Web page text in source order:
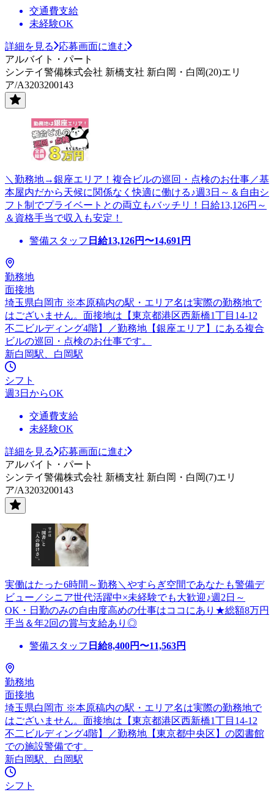
交通費支給
未経験OK
詳細を見る
応募画面に進む
アルバイト・パート
シンテイ警備株式会社 新橋支社 新白岡・白岡(20)エリ
ア/A3203200143
＼勤務地→銀座エリア！複合ビルの巡回・点検のお仕事／基
本屋内だから天候に関係なく快適に働ける♪週3日～＆自由シ
フト制でプライベートとの両立もバッチリ！日給13,126円～
＆資格手当で収入も安定！
警備スタッフ 日給13,126円〜14,691 円
勤務地
面接地
埼玉県白岡市 ※本原稿内の駅・エリア名は実際の勤務地で
はございません。面接地は【東京都港区西新橋1丁目14-12
不二ビルディング4階】／勤務地【銀座エリア】にある複合
ビルの巡回・点検のお仕事です。
新白岡駅、白岡駅
シフト
週3日からOK
交通費支給
未経験OK
詳細を見る
応募画面に進む
アルバイト・パート
シンテイ警備株式会社 新橋支社 新白岡・白岡(7)エリ
ア/A3203200143
実働はたった6時間～勤務＼やすらぎ空間であなたも警備デ
ビュー／シニア世代活躍中×未経験でも大歓迎♪週2日～
OK・日勤のみの自由度高めの仕事はココにあり★総額8万円
手当＆年2回の賞与支給あり◎
警備スタッフ 日給8,400円〜11,563円
勤務地
面接地
埼玉県白岡市 ※本原稿内の駅・エリア名は実際の勤務地で
はございません。面接地は【東京都港区西新橋1丁目14-12
不二ビルディング4階】／勤務地【東京都中央区】の図書館
での施設警備です。
新白岡駅、白岡駅
シフト